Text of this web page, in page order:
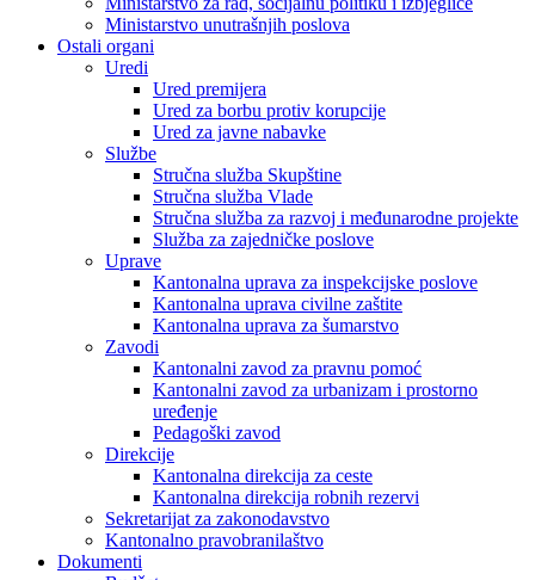
Ministarstvo unutrašnjih poslova
Ostali organi
Uredi
Ured premijera
Ured za borbu protiv korupcije
Ured za javne nabavke
Službe
Stručna služba Skupštine
Stručna služba Vlade
Stručna služba za razvoj i međunarodne projekte
Služba za zajedničke poslove
Uprave
Kantonalna uprava za inspekcijske poslove
Kantonalna uprava civilne zaštite
Kantonalna uprava za šumarstvo
Zavodi
Kantonalni zavod za pravnu pomoć
Kantonalni zavod za urbanizam i prostorno
uređenje
Pedagoški zavod
Direkcije
Kantonalna direkcija za ceste
Kantonalna direkcija robnih rezervi
Sekretarijat za zakonodavstvo
Kantonalno pravobranilaštvo
Dokumenti